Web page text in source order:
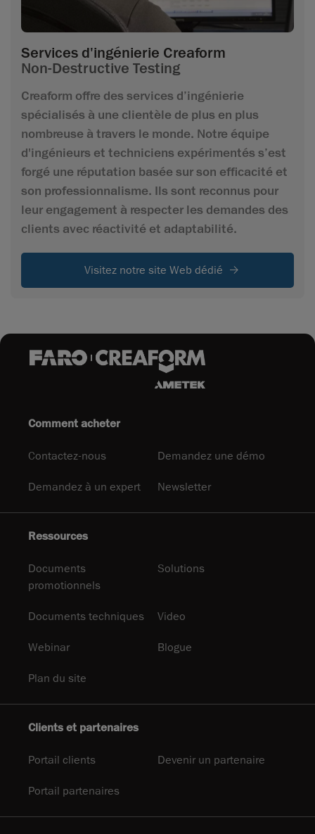
Services d'ingénierie Creaform
Non-Destructive Testing
Creaform offre des services d’ingénierie
spécialisés à une clientèle de plus en plus
nombreuse à travers le monde. Notre équipe
d'ingénieurs et techniciens expérimentés s’est
forgé une réputation basée sur son efficacité et
son professionnalisme. Ils sont reconnus pour
leur engagement à respecter les demandes des
clients avec réactivité et adaptabilité.
Visitez notre site Web dédié
Comment acheter
Contactez-nous Demandez une démo
Demandez à un expert Newsletter
Ressources
Documents
promotionnels
Solutions
Documents techniques Video
Webinar Blogue
Plan du site
Clients et partenaires
Portail clients Devenir un partenaire
Portail partenaires